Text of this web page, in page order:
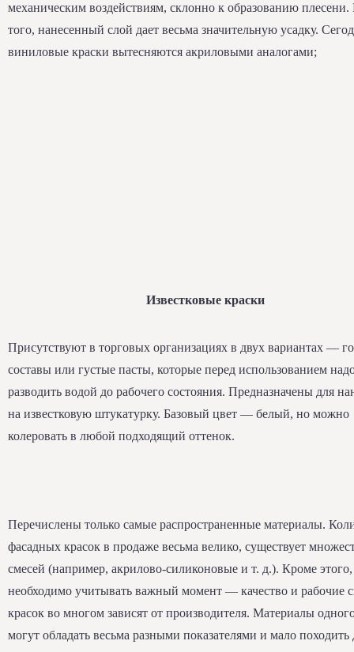
механическим воздействиям, склонно к образованию
того, нанесенный слой дает весьма значительную усадку.
виниловые краски вытесняются акриловыми аналогами;
Известковые краски
Присутствуют в торговых организациях в двух вариантах —
составы или густые пасты, которые перед использованием
разводить водой до рабочего состояния. Предназначены для
на известковую штукатурку. Базовый цвет — белый, но можно
колеровать в любой подходящий оттенок.
Перечислены только самые распространенные материалы.
фасадных красок в продаже весьма велико, существует
смесей (например, акрилово-силиконовые и т. д.). Кроме этого,
необходимо учитывать важный момент — качество и рабочие
красок во многом зависят от производителя. Материалы
могут обладать весьма разными показателями и мало походить